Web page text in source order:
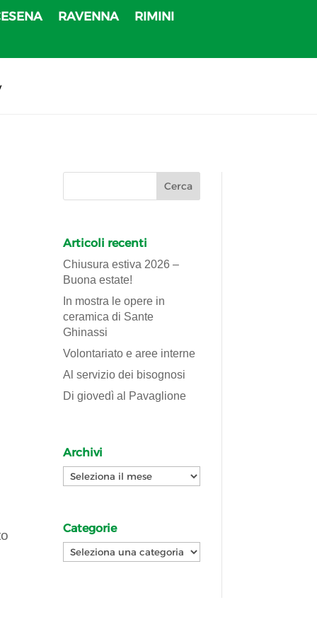
RAVENNA RIMINI
Articoli recenti
Chiusura estiva 2026 –
Buona estate!
In mostra le opere in
ceramica di Sante
Ghinassi
Volontariato e aree interne
Al servizio dei bisognosi
Di giovedì al Pavaglione
Archivi
Archivi
Categorie
Categorie